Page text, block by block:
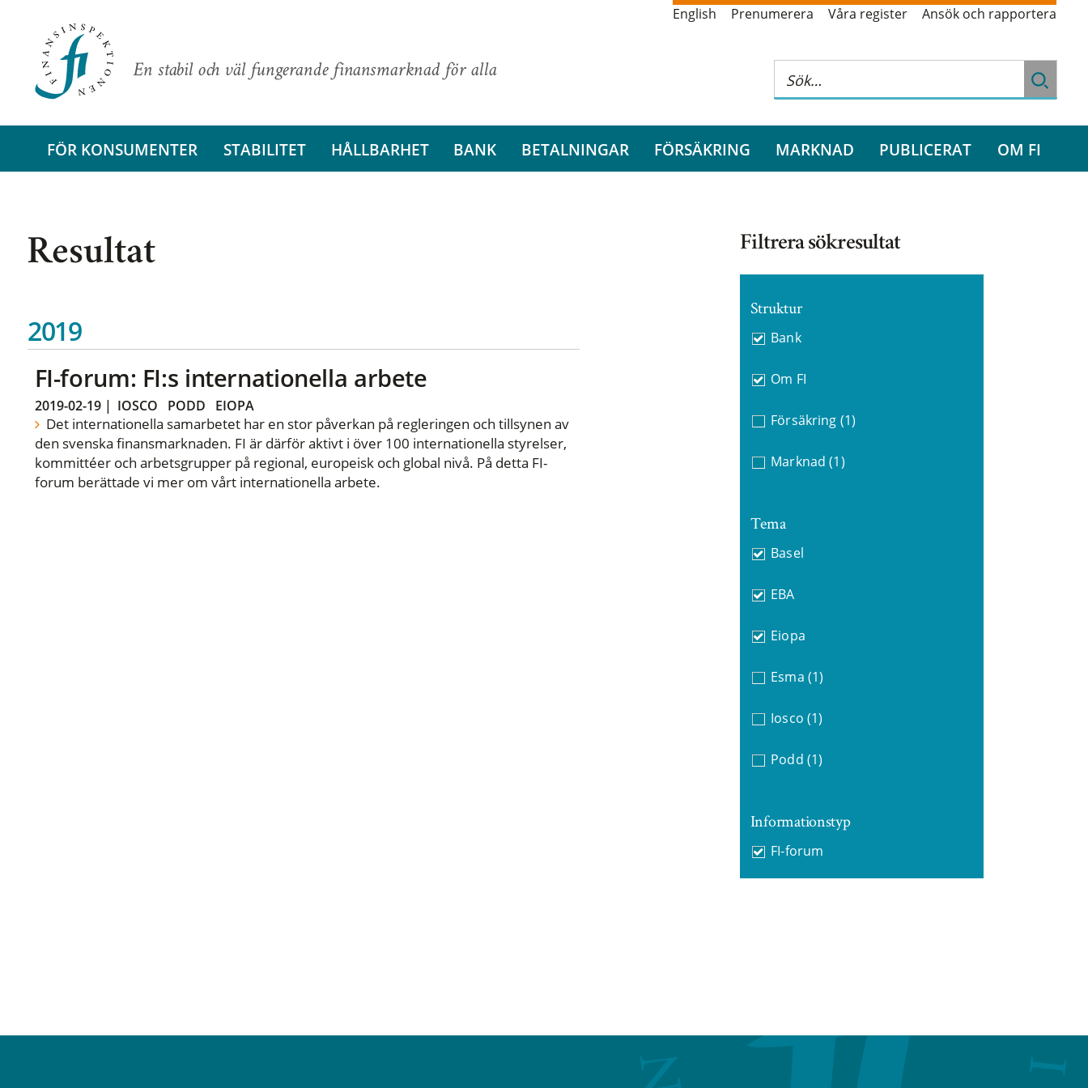
En stabil och väl fungerande finansmarknad för alla
English Prenumerera Våra register Ansök och rapportera
FÖR KONSUMENTER STABILITET HÅLLBARHET BANK BETALNINGAR FÖRSÄKRING MARKNAD PUBLICERAT OM FI
Resultat
2019
FI-forum: FI:s internationella arbete
2019-02-19| IOSCO PODD EIOPA
Det internationella samarbetet har en stor påverkan på regleringen och tillsynen av
den svenska finansmarknaden. FI är därför aktivt i över 100 internationella styrelser,
kommittéer och arbetsgrupper på regional, europeisk och global nivå. På detta FI-
forum berättade vi mer om vårt internationella arbete.
Filtrera sökresultat
Struktur
Bank
Om FI
Försäkring (1)
Marknad (1)
Tema
Basel
EBA
Eiopa
Esma (1)
Iosco (1)
Podd (1)
Informationstyp
FI-forum